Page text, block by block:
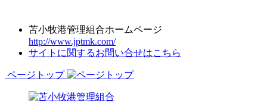
苫小牧港管理組合ホームページ
http://www.jptmk.com/
サイトに関するお問い合せはこちら
ページトップ